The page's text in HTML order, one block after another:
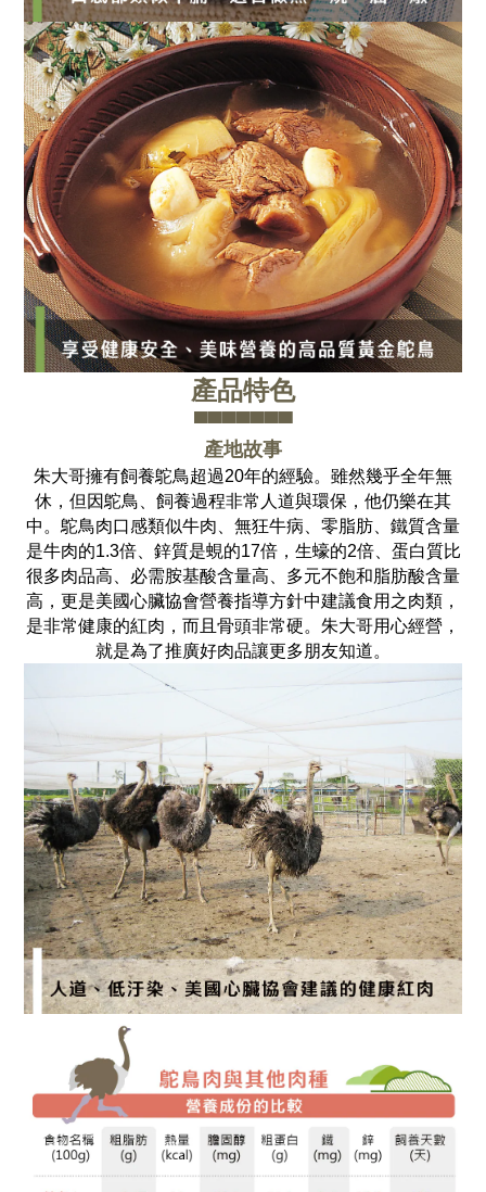
產品特色
▀▀▀▀▀▀▀
產地故事
朱大哥擁有飼養鴕鳥超過20年的經驗。雖然幾乎全年無
休，但因鴕鳥、飼養過程非常人道與環保，他仍樂在其
中。鴕鳥肉口感類似牛肉、無狂牛病、零脂肪、鐵質含量
是牛肉的1.3倍、鋅質是蜆的17倍，生蠔的2倍、蛋白質比
很多肉品高、必需胺基酸含量高、多元不飽和脂肪酸含量
高，更是美國心臟協會營養指導方針中建議食用之肉類，
是非常健康的紅肉，而且骨頭非常硬。朱大哥用心經營，
就是為了推廣好肉品讓更多朋友知道。